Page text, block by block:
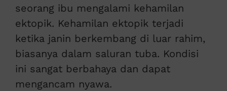
seorang ibu mengalami kehamilan
ektopik. Kehamilan ektopik terjadi
ketika janin berkembang di luar rahim,
biasanya dalam saluran tuba. Kondisi
ini sangat berbahaya dan dapat
mengancam nyawa.